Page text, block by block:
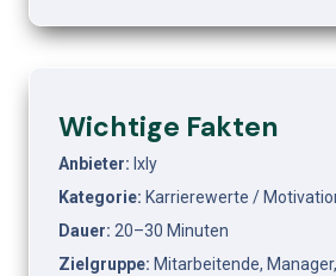
Wichtige Fakten
Anbieter: Ixly
Kategorie: Karrierewerte /
Dauer: 20–30 Minuten
Zielgruppe: Mitarbeitende,